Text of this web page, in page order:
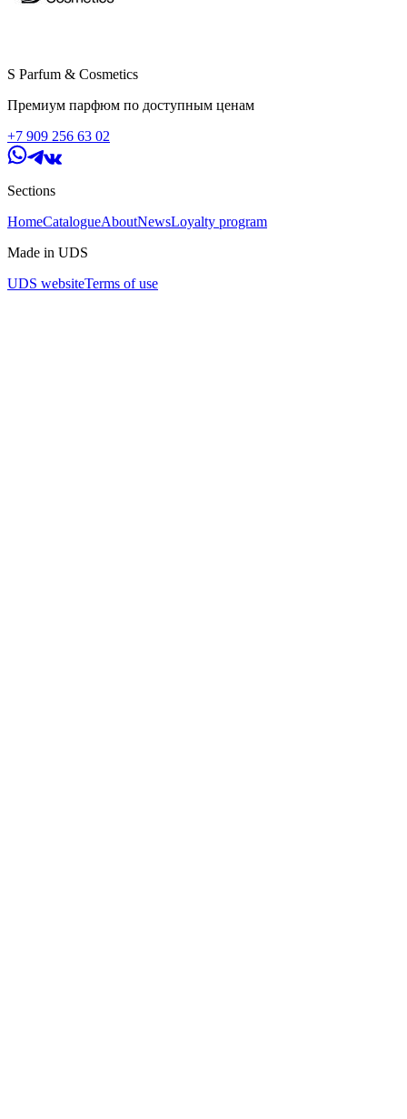
S Parfum & Cosmetics
Премиум парфюм по доступным ценам
+7 909 256 63 02
Sections
HomeCatalogueAboutNewsLoyalty program
Made in UDS
UDS websiteTerms of use